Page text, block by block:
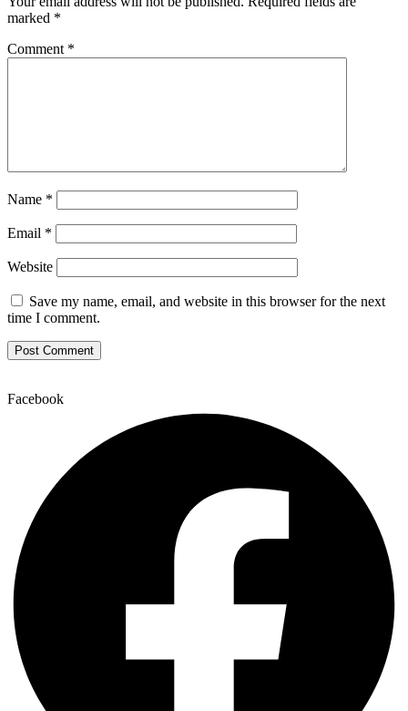
marked *
Comment *
Name *
Email *
Website
Save my name, email, and website in this browser for the next
time I comment.
Facebook